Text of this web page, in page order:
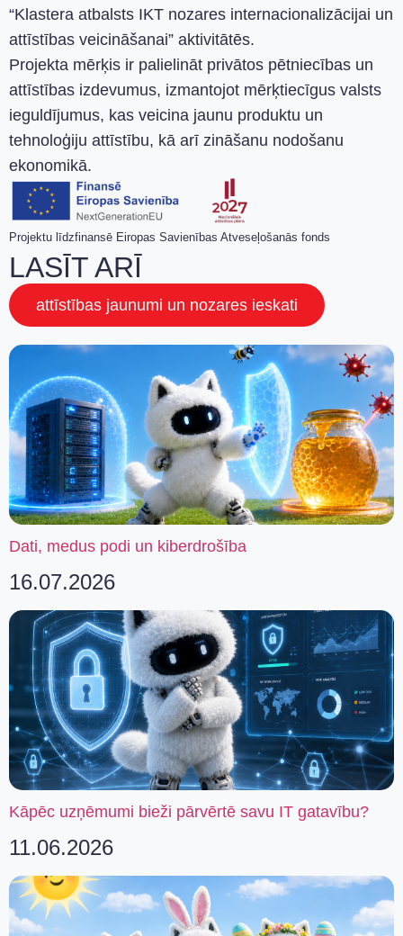
“Klastera atbalsts IKT nozares internacionalizācijai un
attīstības veicināšanai” aktivitātēs.
Projekta mērķis ir palielināt privātos pētniecības un
attīstības izdevumus, izmantojot mērķtiecīgus valsts
ieguldījumus, kas veicina jaunu produktu un
tehnoloģiju attīstību, kā arī zināšanu nodošanu
ekonomikā.
Projektu līdzfinansē Eiropas Savienības Atveseļošanās fonds
LASĪT ARĪ
attīstības jaunumi un nozares ieskati
Dati, medus podi un kiberdrošība
16.07.2026
Kāpēc uzņēmumi bieži pārvērtē savu IT gatavību?
11.06.2026